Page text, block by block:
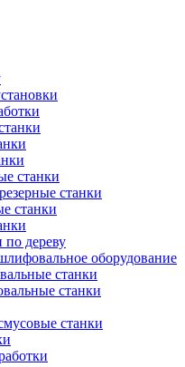
станки
станки
станки
по дереву
оборудование
станки
станки
станки